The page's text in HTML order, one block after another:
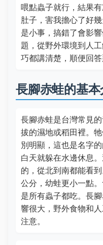
喂點蟲子就行，結果
肚子，害我擔心了好
是小事，搞錯了會影
題，從野外環境到人
巧都講清楚，順便回答
長腳赤蛙的基
長腳赤蛙是台灣常見
拔的濕地或稻田裡。
別明顯，這也是名字
白天就躲在水邊休息
的，從北到南都能看
公分，幼蛙更小一點
是所有蟲子都吃。長
響很大，野外食物和
注意。